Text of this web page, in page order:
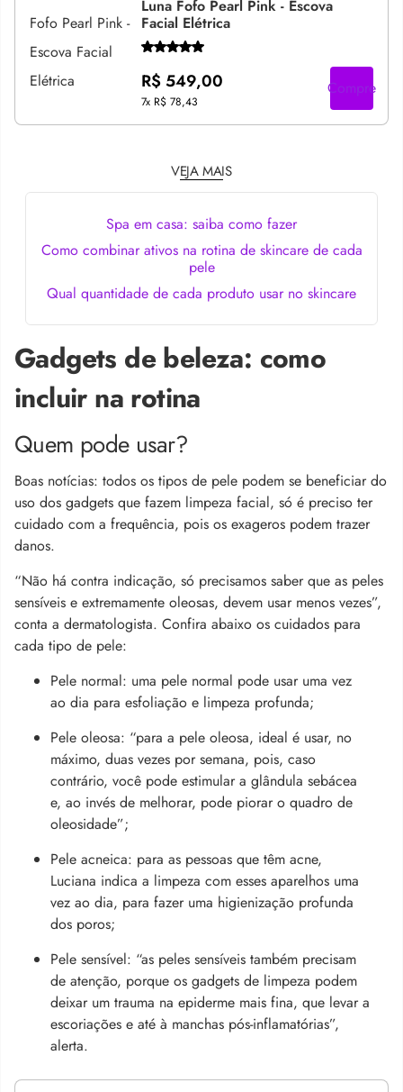
Luna Fofo Pearl Pink - Escova
Facial Elétrica
R$ 549,00
7x R$ 78,43
Compre
VEJA MAIS
Spa em casa: saiba como fazer
Como combinar ativos na rotina de skincare de cada
pele
Qual quantidade de cada produto usar no skincare
Gadgets de beleza: como
incluir na rotina
Quem pode usar?
Boas notícias: todos os tipos de pele podem se beneficiar do
uso dos gadgets que fazem limpeza facial, só é preciso ter
cuidado com a frequência, pois os exageros podem trazer
danos.
“Não há contra indicação, só precisamos saber que as peles
sensíveis e extremamente oleosas, devem usar menos vezes”,
conta a dermatologista. Confira abaixo os cuidados para
cada tipo de pele:
Pele normal: uma pele normal pode usar uma vez
ao dia para esfoliação e limpeza profunda;
Pele oleosa: “para a pele oleosa, ideal é usar, no
máximo, duas vezes por semana, pois, caso
contrário, você pode estimular a glândula sebácea
e, ao invés de melhorar, pode piorar o quadro de
oleosidade”;
Pele acneica: para as pessoas que têm acne,
Luciana indica a limpeza com esses aparelhos uma
vez ao dia, para fazer uma higienização profunda
dos poros;
Pele sensível: “as peles sensíveis também precisam
de atenção, porque os gadgets de limpeza podem
deixar um trauma na epiderme mais fina, que levar a
escoriações e até à manchas pós-inflamatórias”,
alerta.